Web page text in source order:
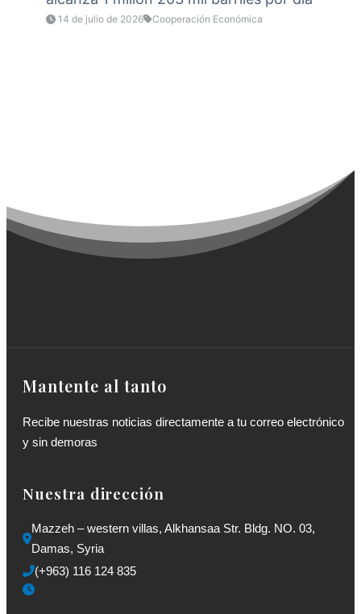
14 de julio de 2026 Cooperación Económica
Mantente al tanto
Recibe nuestras noticias directamente a tu correo electrónico
y sin demoras
Nuestra dirección
Mazzeh – western villas, Alkhansaa Str. Bldg. NO. 03,
Damas, Syria
(+963) 116 124 835